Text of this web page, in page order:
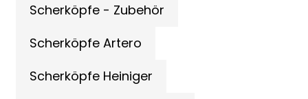
Scherköpfe - Zubehör
Scherköpfe Artero
Scherköpfe Heiniger